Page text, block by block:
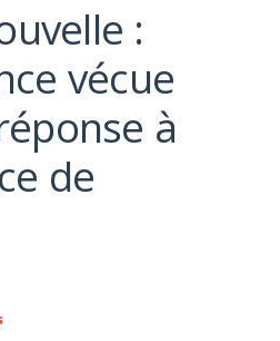
:
vécue
à
de